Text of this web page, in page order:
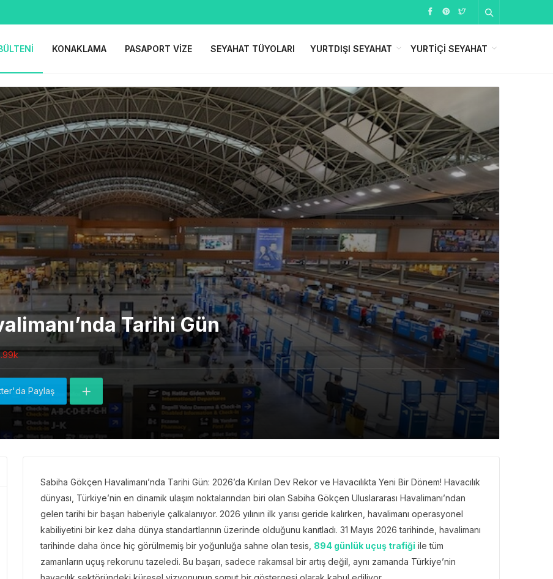
KONAKLAMA PASAPORT VIZE SEYAHAT TÜYOLARI YURTDIŞI SEYAHAT YURTIÇI SEYAHAT
Tarihi Gün
Paylaş
Sabiha Gökçen Havalimanı’nda Tarihi Gün: 2026’da Kırılan Dev Rekor ve Havacılıkta Yeni Bir Dönem! Havacılık
dünyası, Türkiye’nin en dinamik ulaşım noktalarından biri olan Sabiha Gökçen Uluslararası Havalimanı’ndan
gelen tarihi bir başarı haberiyle çalkalanıyor. 2026 yılının ilk yarısı geride kalırken, havalimanı operasyonel
kabiliyetini bir kez daha dünya standartlarının üzerinde olduğunu kanıtladı. 31 Mayıs 2026 tarihinde, havalimanı
tarihinde daha önce hiç görülmemiş bir yoğunluğa sahne olan tesis, 894 günlük uçuş trafiği ile tüm
zamanların uçuş rekorunu tazeledi. Bu başarı, sadece rakamsal bir artış değil, aynı zamanda Türkiye’nin